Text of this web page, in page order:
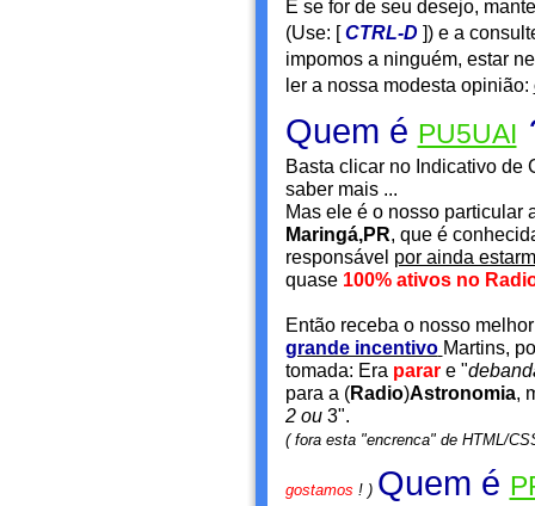
E se for de seu desejo,
(Use: [CTRL-D ]) e a
impomos a ninguém, estar
ler a nossa modesta opinião:
Quem é PU5UAI
Basta clicar no Indicativo de
saber mais ...
Mas ele é o nosso particular
Maringá,PR, que é
responsável por ainda
quase 100% ativos no
Então receba o nosso
grande incentivo Martins,
tomada: Era parare "
para a (Radio)Astronomia,
2 ou 3".
(fora esta "encrenca" de HTML/
gostamos !) Quem é